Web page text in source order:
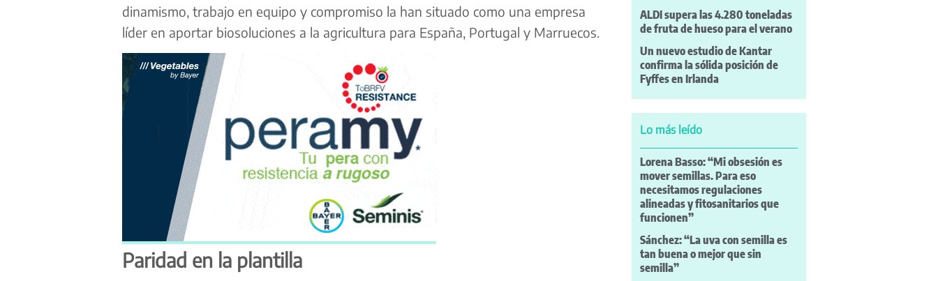
dinamismo, trabajo en equipo y compromiso la han situado como una empresa
líder en aportar biosoluciones a la agricultura para España, Portugal y Marruecos.
Paridad en la plantilla
ALDI supera las 4.280 toneladas
de fruta de hueso para el verano
Un nuevo estudio de Kantar
confirma la sólida posición de
Fyffes en Irlanda
Lo más leído
Lorena Basso: “Mi obsesión es
mover semillas. Para eso
necesitamos regulaciones
alineadas y fitosanitarios que
funcionen”
Sánchez: “La uva con semilla es
tan buena o mejor que sin
semilla”